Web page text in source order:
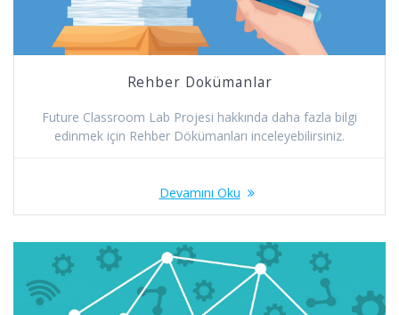
Rehber Dokümanlar
Future Classroom Lab Projesi hakkında daha fazla bilgi
edinmek için Rehber Dökümanları inceleyebilirsiniz.
Devamını Oku